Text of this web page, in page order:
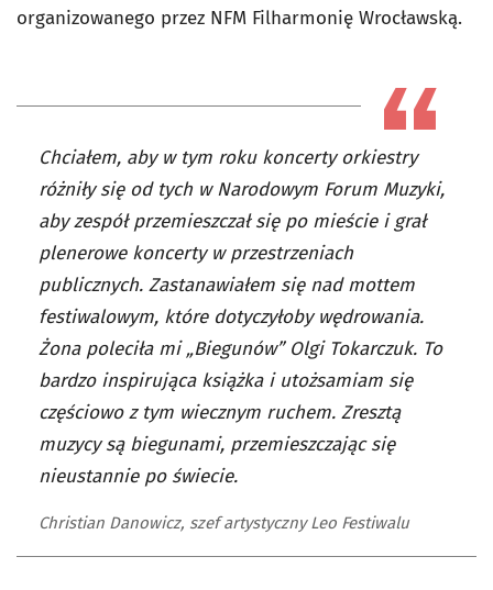
organizowanego przez NFM Filharmonię Wrocławską.
Chciałem, aby w tym roku koncerty orkiestry
różniły się od tych w Narodowym Forum Muzyki,
aby zespół przemieszczał się po mieście i grał
plenerowe koncerty w przestrzeniach
publicznych. Zastanawiałem się nad mottem
festiwalowym, które dotyczyłoby wędrowania.
Żona poleciła mi „Biegunów” Olgi Tokarczuk. To
bardzo inspirująca książka i utożsamiam się
częściowo z tym wiecznym ruchem. Zresztą
muzycy są biegunami, przemieszczając się
nieustannie po świecie.
Christian Danowicz, szef artystyczny Leo Festiwalu